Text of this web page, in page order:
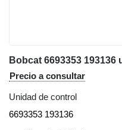
Precio a consultar
Unidad de control
6693353 193136